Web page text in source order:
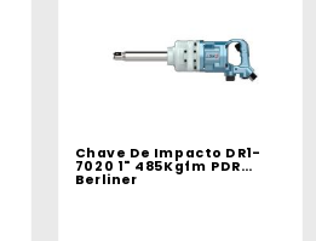
Chave De Impacto DR1-
7020 1" 485Kgfm PDR
Berliner